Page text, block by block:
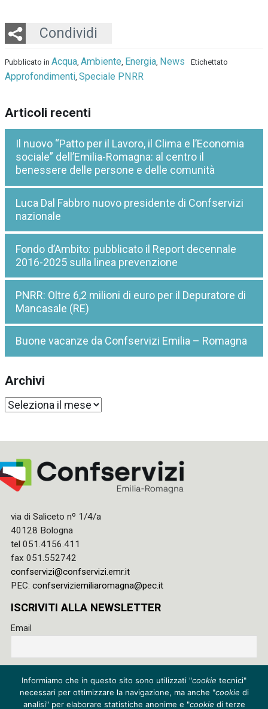
Condividi
Twitter
LinkedIn
Email
Whatsapp
Pubblicato in Acqua Ambiente Energia News Etichettato
Approfondimenti Speciale PNRR
Articoli recenti
Il nuovo “Patto per il Lavoro, il Clima e l’Economia
sociale” dell’Emilia-Romagna: al centro il
benessere delle persone e delle comunità
Luca Dal Fabbro nuovo presidente di Confservizi
nazionale
Fondo d’Ambito: pubblicato il Report decennale
2016-2025 sulla linea prevenzione
PNRR: Oltre 6,2 milioni di euro per il Depuratore di
Mancasale (RE)
Buone vacanze da Confservizi Emilia – Romagna
Archivi
Archivi
via di Saliceto nº 1/4/a
40128 Bologna
tel 051.4156.411
fax 051.552742
confservizi@confservizi.emr.it
PEC: confserviziemiliaromagna@pec.it
ISCRIVITI ALLA NEWSLETTER
Email
al trattamento dei miei dati
Privacy policy
Informiamo che in questo sito sono utilizzati "cookie tecnici"
necessari per ottimizzare la navigazione, ma anche "cookie di
analisi" per elaborare statistiche anonime e "cookie di terze